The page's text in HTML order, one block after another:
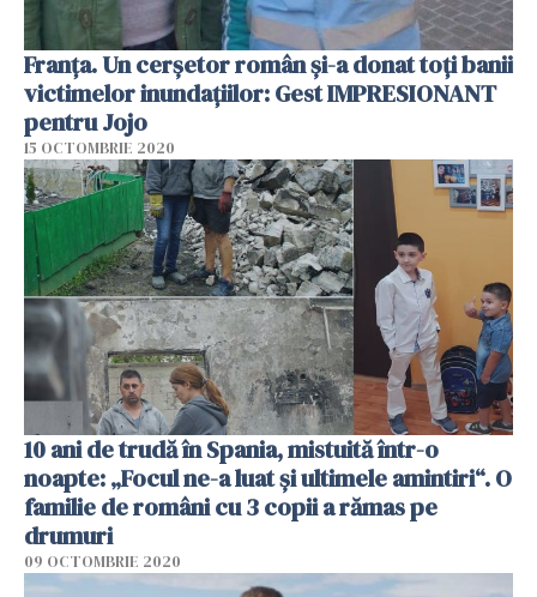
Franța. Un cerșetor român și-a donat toți banii
victimelor inundațiilor: Gest IMPRESIONANT
pentru Jojo
15 OCTOMBRIE 2020
10 ani de trudă în Spania, mistuită într-o
noapte: „Focul ne-a luat și ultimele amintiri“. O
familie de români cu 3 copii a rămas pe
drumuri
09 OCTOMBRIE 2020